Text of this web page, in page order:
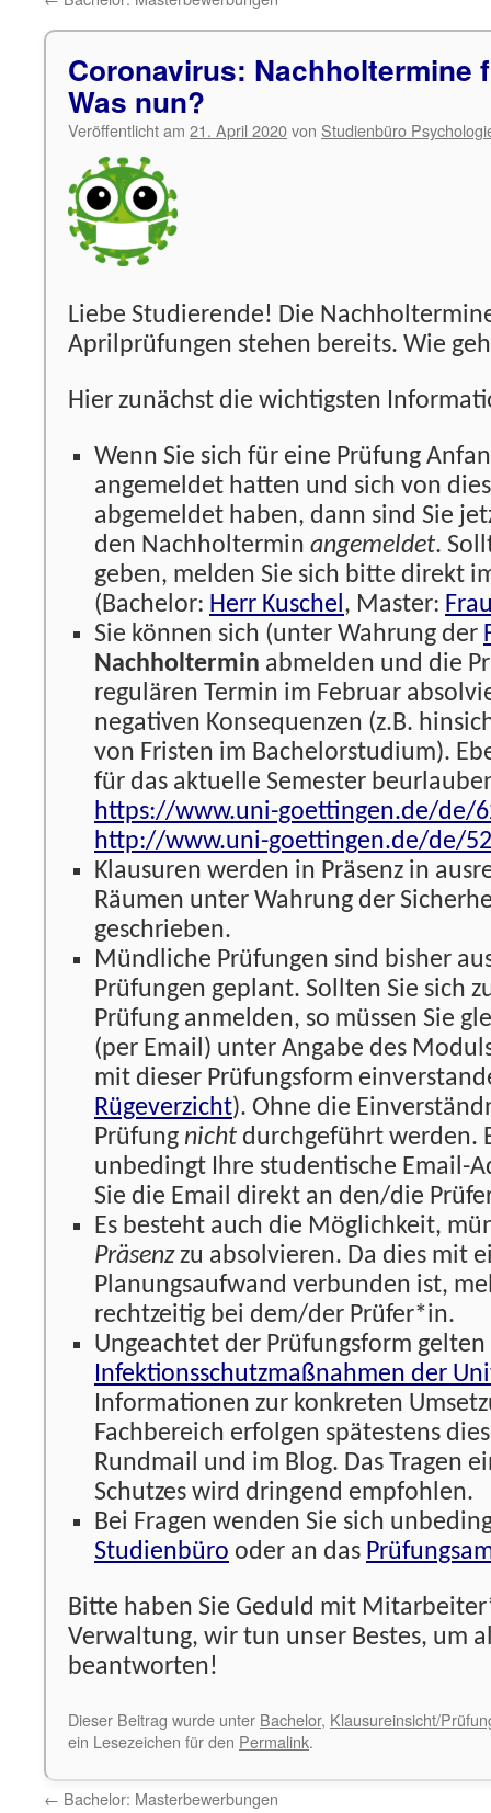
Coronavirus:
Was nun?
Veröffentlicht am 21. April 2020von Studienbüro
Liebe Studierende! Die
Aprilprüfungen stehen bereits. Wie
Hier zunächst die wichtigsten
Wenn Sie sich für eine Prüfung
angemeldet hatten und sich von
abgemeldet haben, dann sind Sie
den Nachholtermin angemeldet.
geben, melden Sie sich bitte direkt
(Bachelor: Herr Kuschel, Master:
Sie können sich (unter Wahrung der
Nachholtermin abmelden und die
regulären Termin im Februar
negativen Konsequenzen (z.B.
von Fristen im Bachelorstudium).
für das aktuelle Semester
https://www.uni-goettingen.de/de/
http://www.uni-goettingen.de/de/
Klausuren werden in Präsenz in
Räumen unter Wahrung der
geschrieben.
Mündliche Prüfungen sind bisher
Prüfungen geplant. Sollten Sie sich
Prüfung anmelden, so müssen Sie
(per Email) unter Angabe des
mit dieser Prüfungsform
Rügeverzicht). Ohne die
Prüfung nicht durchgeführt werden.
unbedingt Ihre studentische Email-
Sie die Email direkt an den/die
Es besteht auch die Möglichkeit,
Präsenzzu absolvieren. Da dies mit
Planungsaufwand verbunden ist,
rechtzeitig bei dem/der Prüfer*in.
Ungeachtet der Prüfungsform
Infektionsschutzmaßnahmen der
Informationen zur konkreten
Fachbereich erfolgen spätestens
Rundmail und im Blog. Das Tragen
Schutzes wird dringend empfohlen.
Bei Fragen wenden Sie sich
Studienbüro oder an das
Bitte haben Sie Geduld mit
Verwaltung, wir tun unser Bestes, um
beantworten!
Dieser Beitrag wurde unter Bachelor, Klausureinsicht/
ein Lesezeichen für den Permalink.
← Bachelor: Masterbewerbungen